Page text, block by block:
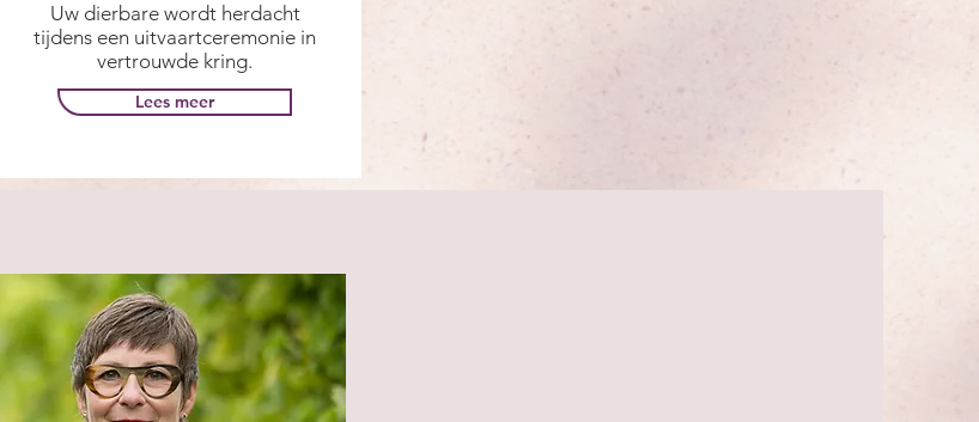
Uw dierbare wordt herdacht
tijdens een uitvaartceremonie in
vertrouwde kring.
Lees meer